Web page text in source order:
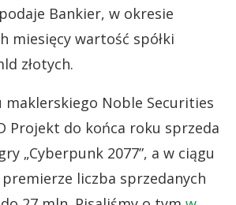
Bankier, w okresie
miesięcy wartość spółki
złotych.
maklerskiego Noble Securities
Projekt do końca roku sprzeda
„Cyberpunk 2077”, a w ciągu
liczba sprzedanych